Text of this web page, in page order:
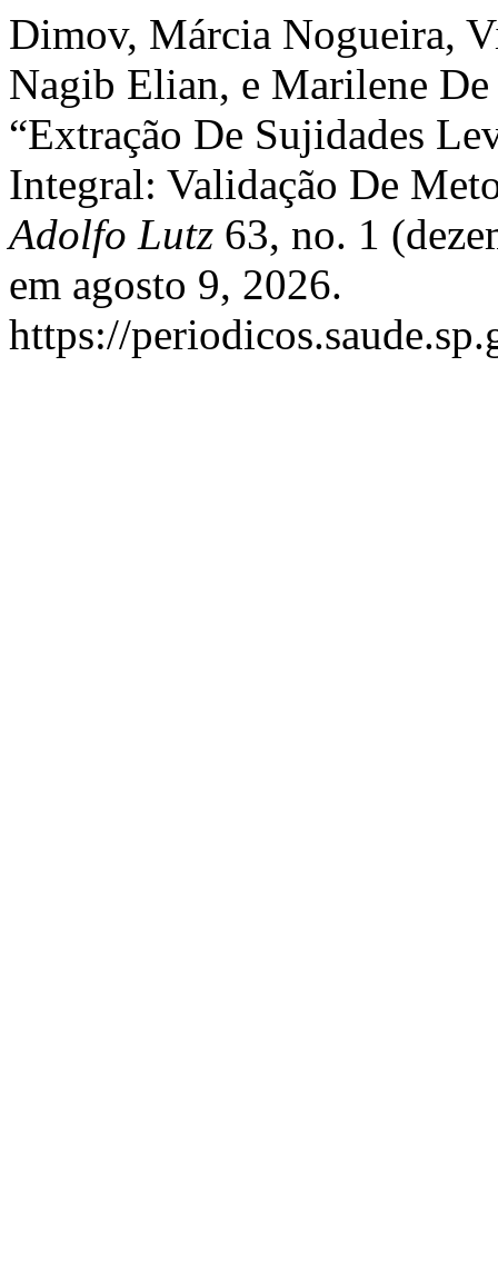
Dimov, Márcia Nogueira,
Nagib Elian, e Marilene
“Extração De Sujidades
Integral: Validação De
Adolfo Lutz 63, no. 1
em agosto 9, 2026.
https://